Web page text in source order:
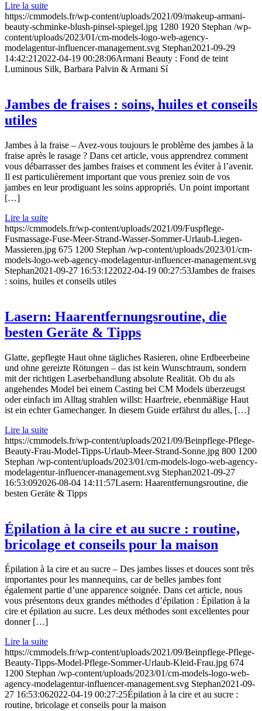
Lire la suite
https://cmmodels.fr/wp-content/uploads/2021/09/makeup-armani-
beauty-schminke-blush-pinsel-spiegel.jpg 1280 1920 Stephan /wp-
content/uploads/2023/01/cm-models-logo-web-agency-
modelagentur-influencer-management.svg Stephan2021-09-29
14:42:21 2022-04-19 00:28:06Armani Beauty : Fond de teint
Luminous Silk, Barbara Palvin & Armani Sí
Jambes de fraises : soins, huiles et conseils
utiles
Jambes à la fraise – Avez-vous toujours le problème des jambes à la
fraise après le rasage ? Dans cet article, vous apprendrez comment
vous débarrasser des jambes fraises et comment les éviter à l’avenir.
Il est particulièrement important que vous preniez soin de vos
jambes en leur prodiguant les soins appropriés. Un point important
[…]
Lire la suite
https://cmmodels.fr/wp-content/uploads/2021/09/Fuspflege-
Fusmassage-Fuse-Meer-Strand-Wasser-Sommer-Urlaub-Liegen-
Massieren.jpg 675 1200 Stephan /wp-content/uploads/2023/01/cm-
models-logo-web-agency-modelagentur-influencer-management.svg
Stephan2021-09-27 16:53:122022-04-19 00:27:53Jambes de fraises
: soins, huiles et conseils utiles
Lasern: Haarentfernungsroutine, die
besten Geräte & Tipps
Glatte, gepflegte Haut ohne tägliches Rasieren, ohne Erdbeerbeine
und ohne gereizte Rötungen – das ist kein Wunschtraum, sondern
mit der richtigen Laserbehandlung absolute Realität. Ob du als
angehendes Model bei einem Casting bei CM Models überzeugst
oder einfach im Alltag strahlen willst: Haarfreie, ebenmäßige Haut
ist ein echter Gamechanger. In diesem Guide erfährst du alles, […]
Lire la suite
https://cmmodels.fr/wp-content/uploads/2021/09/Beinpflege-Pflege-
Beauty-Frau-Model-Tipps-Urlaub-Meer-Strand-Sonne.jpg 800 1200
Stephan /wp-content/uploads/2023/01/cm-models-logo-web-agency-
modelagentur-influencer-management.svg Stephan2021-09-27
16:53:092026-08-04 14:11:57Lasern: Haarentfernungsroutine, die
besten Geräte & Tipps
Épilation à la cire et au sucre : routine,
bricolage et conseils pour la maison
Épilation à la cire et au sucre – Des jambes lisses et douces sont très
importantes pour les mannequins, car de belles jambes font
également partie d’une apparence soignée. Dans cet article, nous
vous présentons deux grandes méthodes d’épilation : Épilation à la
cire et épilation au sucre. Les deux méthodes sont excellentes pour
donner […]
Lire la suite
https://cmmodels.fr/wp-content/uploads/2021/09/Beinpflege-Pflege-
Beauty-Tipps-Model-Pflege-Sommer-Urlaub-Kleid-Frau.jpg 674
1200 Stephan /wp-content/uploads/2023/01/cm-models-logo-web-
agency-modelagentur-influencer-management.svg Stephan2021-09-
27 16:53:062022-04-19 00:27:25Épilation à la cire et au sucre :
routine, bricolage et conseils pour la maison